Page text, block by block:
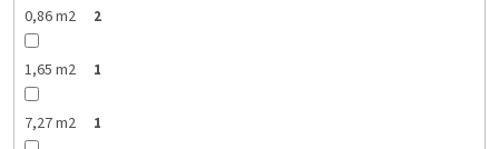
0,86 m2 2
1,65 m2 1
7,27 m2 1